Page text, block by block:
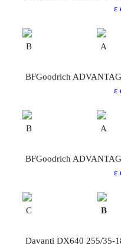
ε
B A
BFGoodrich
ε
B A
BFGoodrich
ε
C B
Davanti DX640 255/35-